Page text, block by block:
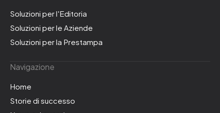
Soluzioni per l'Editoria
Soluzioni per le Aziende
Soluzioni per la Prestampa
Navigazione
Home
Storie di successo